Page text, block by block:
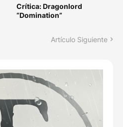
Crítica: Dragonlord
“Domination”
Artículo Siguiente